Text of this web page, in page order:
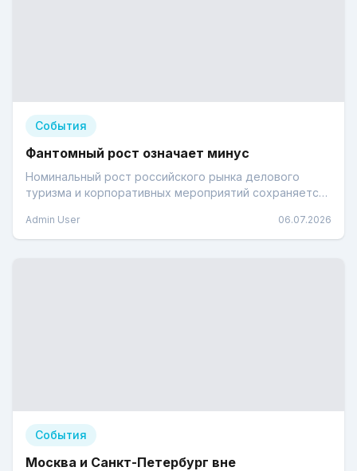
События
Фантомный рост означает минус
Номинальный рост российского рынка делового
туризма и корпоративных мероприятий сохраняется,
долгое время рынок демонстрирует снижение.
Admin User 06.07.2026
События
Москва и Санкт-Петербург вне